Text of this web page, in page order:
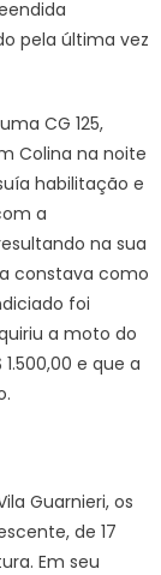
pela última vez
CG 125,
Colina na noite
habilitação e
a
na sua
constava como
foi
a moto do
e que a
Guarnieri, os
de 17
Em seu